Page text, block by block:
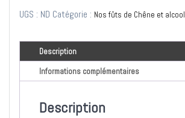
UGS : ND Catégorie : Nos fûts de Chêne et alcool
Description
Informations complémentaires
Description